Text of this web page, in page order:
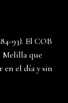
93). El COB
Melilla que
en el día y sin